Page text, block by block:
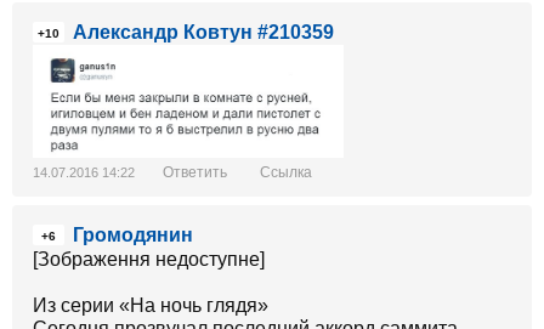
+10 Александр Ковтун #210359
14.07.2016 14:22 Ответить Ссылка
+6
Громодянин
[Зображення недоступне]
Из серии «На ночь глядя»